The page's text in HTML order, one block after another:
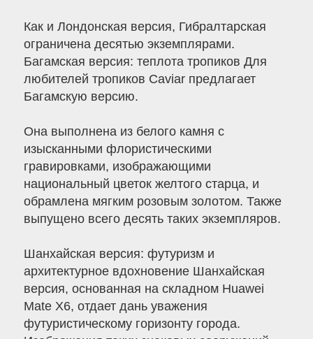
Как и Лондонская версия, Гибралтарская
ограничена десятью экземплярами.
Багамская версия: теплота тропиков Для
любителей тропиков Caviar предлагает
Багамскую версию.
Она выполнена из белого камня с
изысканными флористическими
гравировками, изображающими
национальный цветок желтого старца, и
обрамлена мягким розовым золотом. Также
выпущено всего десять таких экземпляров.
Шанхайская версия: футуризм и
архитектурное вдохновение Шанхайская
версия, основанная на складном Huawei
Mate X6, отдает дань уважения
футуристическому горизонту города.